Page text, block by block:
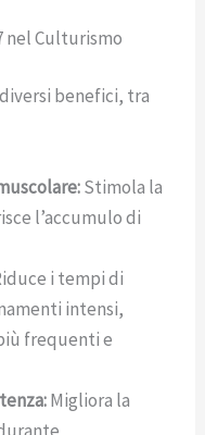
nel Culturismo
benefici, tra
Stimola la
l’accumulo di
i tempi di
intensi,
frequenti e
Migliora la